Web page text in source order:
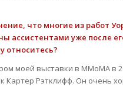
что многие из работ
ассистентами уже после
относитесь?
моей выставки в ММоМА в
Картер Рэтклифф. Он очень